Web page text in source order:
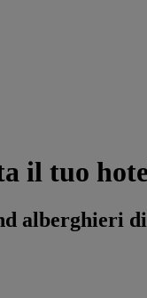
il tuo
alberghieri